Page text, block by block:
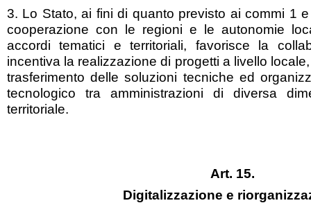
3. Lo Stato, ai fini di quanto previsto ai commi 1
cooperazione con le regioni e le autonomie
accordi tematici e territoriali, favorisce la
incentiva la realizzazione di progetti a livello
trasferimento delle soluzioni tecniche ed
tecnologico tra amministrazioni di diversa
territoriale.
Art. 15.
Digitalizzazione e